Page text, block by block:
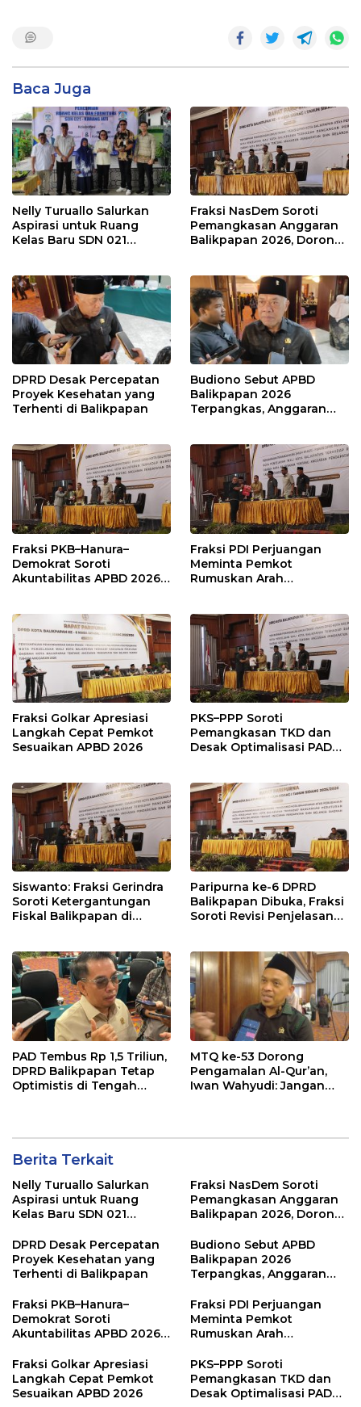
Baca Juga
Nelly Turuallo Salurkan
Aspirasi untuk Ruang
Kelas Baru SDN 021
Fraksi NasDem Soroti
Pemangkasan Anggaran
Balikpapan 2026, Dorong
DPRD Desak Percepatan
Proyek Kesehatan yang
Terhenti di Balikpapan
Budiono Sebut APBD
Balikpapan 2026
Terpangkas, Anggaran
Fraksi PKB–Hanura–
Demokrat Soroti
Akuntabilitas APBD 2026
Modal
Fraksi PDI Perjuangan
Meminta Pemkot
Rumuskan Arah
Penyangga IKN
Fraksi Golkar Apresiasi
Langkah Cepat Pemkot
Sesuaikan APBD 2026
PKS–PPP Soroti
Pemangkasan TKD dan
Desak Optimalisasi PAD
Siswanto: Fraksi Gerindra
Soroti Ketergantungan
Fiskal Balikpapan di
Paripurna ke-6 DPRD
Balikpapan Dibuka, Fraksi
Soroti Revisi Penjelasan
PAD Tembus Rp 1,5 Triliun,
DPRD Balikpapan Tetap
Optimistis di Tengah
MTQ ke-53 Dorong
Pengamalan Al-Qur’an,
Iwan Wahyudi: Jangan
Berita Terkait
Nelly Turuallo Salurkan
Aspirasi untuk Ruang
Kelas Baru SDN 021
Fraksi NasDem Soroti
Pemangkasan Anggaran
Balikpapan 2026, Dorong
Publik
DPRD Desak Percepatan
Proyek Kesehatan yang
Terhenti di Balikpapan
Budiono Sebut APBD
Balikpapan 2026
Terpangkas, Anggaran
Fraksi PKB–Hanura–
Demokrat Soroti
Akuntabilitas APBD 2026
Pengawasan Belanja
Modal
Fraksi PDI Perjuangan
Meminta Pemkot
Rumuskan Arah
Terukur sebagai
Penyangga IKN
Fraksi Golkar Apresiasi
Langkah Cepat Pemkot
Sesuaikan APBD 2026
PKS–PPP Soroti
Pemangkasan TKD dan
Desak Optimalisasi PAD